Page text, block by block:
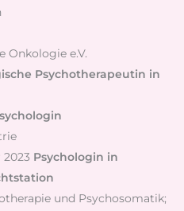
Onkologie e.V.
Psychotherapeutin in
Psychologin in
und Psychosomatik;